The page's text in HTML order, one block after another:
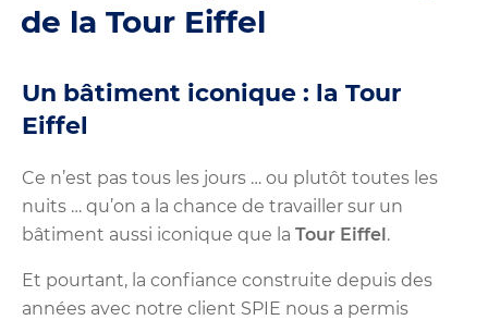
de la Tour Eiffel
Un bâtiment iconique : la Tour
Eiffel
Ce n’est pas tous les jours … ou plutôt toutes les
nuits … qu’on a la chance de travailler sur un
bâtiment aussi iconique que la Tour Eiffel.
Et pourtant, la confiance construite depuis des
années avec notre client SPIE nous a permis